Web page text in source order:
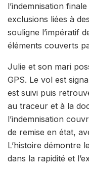
l’indemnisation
exclusions liées à
souligne l’impératif
éléments couverts
Julie et son mari
GPS. Le vol est
est suivi puis
au traceur et à la
l’indemnisation
de remise en état,
L’histoire démontre
dans la rapidité et